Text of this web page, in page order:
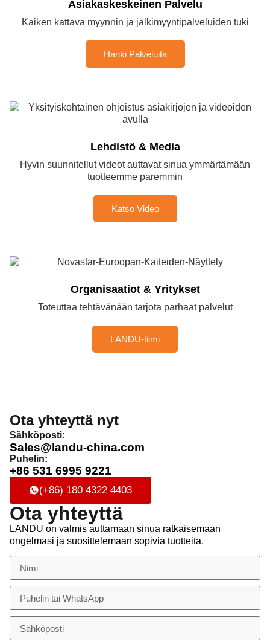
Asiakaskeskeinen Palvelu
Kaiken kattava myynnin ja jälkimyyntipalveluiden tuki
Hanki Palveluita
Lehdistö & Media
Hyvin suunnitellut videot auttavat sinua ymmärtämään
tuotteemme paremmin
Katso Video
Organisaatiot & Yritykset
Toteuttaa tehtävänään tarjota parhaat palvelut
LANDU-tiimi
Ota yhteyttä nyt
Sähköposti:
Sales@landu-china.com
Puhelin:
+86 531 6995 9221
(+86) 180 4322 4403
Ota yhteyttä
LANDU on valmis auttamaan sinua ratkaisemaan
ongelmasi ja suosittelemaan sopivia tuotteita.